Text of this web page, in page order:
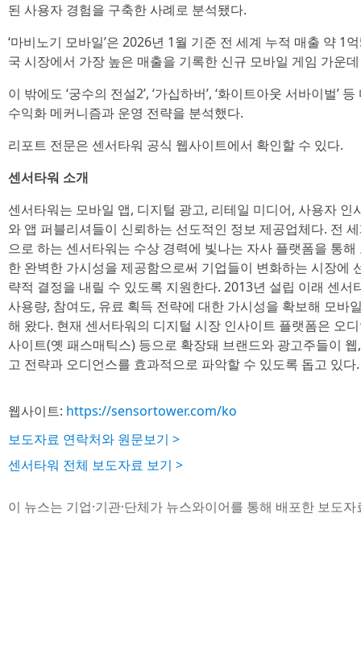
된 사용자 경험을 구축한 사례로 분석됐다.
‘마비노기 모바일’은 2026년 1월 기준 전 세계 누적 매출 약 1
국 시장에서 가장 높은 매출을 기록한 신규 모바일 게임 가운
이 밖에도 ‘궁수의 전설2’, ‘가십하버’, ‘화이트아웃 서바이벌’
수익화 메커니즘과 운영 전략을 분석했다.
리포트 전문은 센서타워 공식 웹사이트에서 확인할 수 있다.
센서타워 소개
센서타워는 모바일 앱, 디지털 광고, 리테일 미디어, 사용자
와 앱 퍼블리셔들이 신뢰하는 선도적인 정보 제공업체다. 전
으로 하는 센서타워는 수상 경력에 빛나는 자사 플랫폼을 통
한 완벽한 가시성을 제공함으로써 기업들이 변화하는 시장에
략적 결정을 내릴 수 있도록 지원한다. 2013년 설립 이래 센
사용량, 참여도, 유료 획득 전략에 대한 가시성을 확보해 모바
해 왔다. 현재 센서타워의 디지털 시장 인사이트 플랫폼은 오
사이트(옛 패스매틱스) 등으로 확장돼 브랜드와 광고주들이
고 전략과 오디언스를 효과적으로 파악할 수 있도록 돕고 있다.
웹사이트: https://sensortower.com/ko
보도자료 연락처와 원문보기 >
센서타워 전체 보도자료 보기 >
이 뉴스는 기업·기관·단체가 뉴스와이어를 통해 배포한 보도